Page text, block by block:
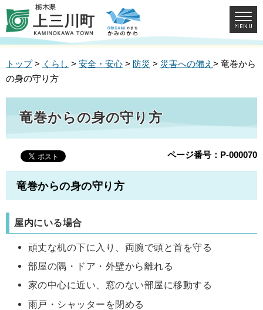
トップ> くらし > 安全・安心 > 防災 > 災害への備え > 竜巻から
の身の守り方
竜巻からの身の守り方
ページ番号：P-000070
竜巻からの身の守り方
屋内にいる場合
頑丈な机の下に入り、両腕で頭と首を守る
部屋の隅・ドア・外壁から離れる
家の中心に近い、窓のない部屋に移動する
雨戸・シャッターを閉める